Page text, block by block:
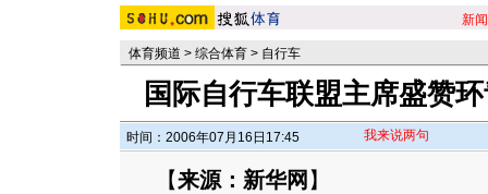
新闻
体育频道 > 综合体育 > 自行车
国际自行车联盟主席盛赞
时间：2006年07月16日17:45 我来说两句
【来源：新华网 】